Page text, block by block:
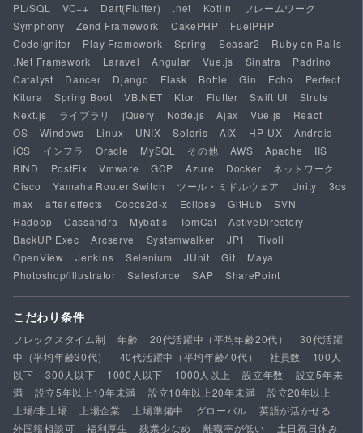
PL/SQL
VC++ Dart(Flutter) .net Kotlin
フレームワーク
Symphony
Zend Framework CakePHP
FuelPHP
CodeIgniter
Play Framework Spring Seasar2
Ruby on Rails
.Net Framework
Laravel Angular Vue.js Sinatra
Padrino
Catalyst
Dancer Django Flask Bottle Gin Echo
Perfect
Kitura
Spring Boot VB.NET Ktor Flutter Swift UI
Struts
Next.js
ライブラリ jQuery Node.js Ajax Vue.js
React
OS
Windows Linux UNIX Solaris AIX HP-UX
Android
iOS
インフラ Oracle MySQL その他 AWS Apache
IIS
BIND
PostFix Vmware GCP Azure Docker
ネットワーク
Cisco
Yamaha Router Switch ツール・ミドルウェア Unity
3ds
max
after effects Cocos2d-x Eclipse GitHub
SVN
Hadoop
Cassandra Mybatis TomCat
ActiveDirectory
BackUP Exec
Arcserve Systemwalker JP1
Tivoli
OpenView
Jenkins Selenium JUnit Git
Maya
Photoshop/illustrator
Salesforce SAP SharePoint
こだわり条件
フレックスタイム制 年齢 20代活躍中（平均年齢20代）
30代活躍
中（平均年齢30代）
40代活躍中（平均年齢40代） 社員数
100人
以下
300人以下 1000人以下 1000人以上 設立年数
設立5年未
満
設立5年以上10年未満 設立10年以上20年未満
設立20年以上
上場/非上場
上場企業 上場準備中 グローバル
英語が活かせる
外国籍相談可
福利厚生 残業少なめ 離職率が低い 土日祝日休み